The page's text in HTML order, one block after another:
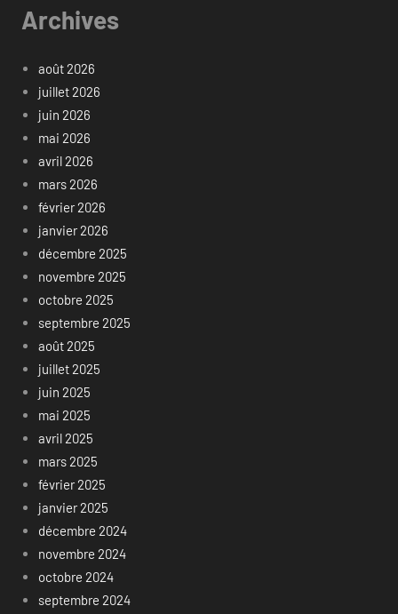
Archives
août 2026
juillet 2026
juin 2026
mai 2026
avril 2026
mars 2026
février 2026
janvier 2026
décembre 2025
novembre 2025
octobre 2025
septembre 2025
août 2025
juillet 2025
juin 2025
mai 2025
avril 2025
mars 2025
février 2025
janvier 2025
décembre 2024
novembre 2024
octobre 2024
septembre 2024